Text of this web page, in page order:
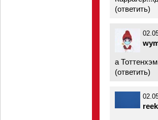
(ответить)
а
(ответить)